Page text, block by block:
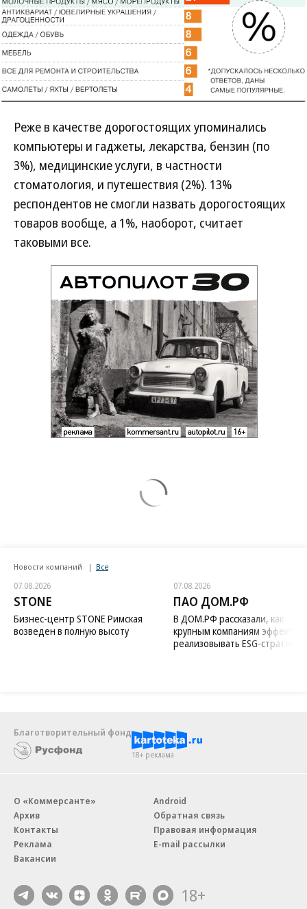
Реже в качестве дорогостоящих упоминались
компьютеры и гаджеты, лекарства, бензин (по
3%), медицинские услуги, в частности
стоматология, и путешествия (2%). 13%
респондентов не смогли назвать дорогостоящих
товаров вообще, а 1%, наоборот, считает
таковыми все.
Новости компаний Все
07.08.2026
STONE
Бизнес-центр STONE Римская
возведен в полную высоту
07.08.2026
ПАО ДОМ.РФ
В ДОМ.РФ рассказали, как
крупным компаниям
реализовывать ESG-стратегию
Благотворительный фонд
18+ реклама
О «Коммерсанте»
Архив
Контакты
Реклама
Вакансии
Android
Обратная связь
Правовая информация
E-mail рассылки
18+